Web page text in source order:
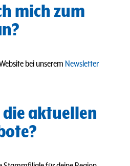
mich zum
bei unserem Newsletter
aktuellen